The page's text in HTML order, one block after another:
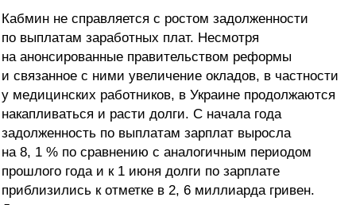
Кабмин не справляется с ростом задолженности
по выплатам заработных плат. Несмотря
на анонсированные правительством реформы
и связанное с ними увеличение окладов, в частности
у медицинских работников, в Украине продолжаются
накапливаться и расти долги. С начала года
задолженность по выплатам зарплат выросла
на 8, 1 % по сравнению с аналогичным периодом
прошлого года и к 1 июня долги по зарплате
приблизились к отметке в 2, 6 миллиарда гривен.